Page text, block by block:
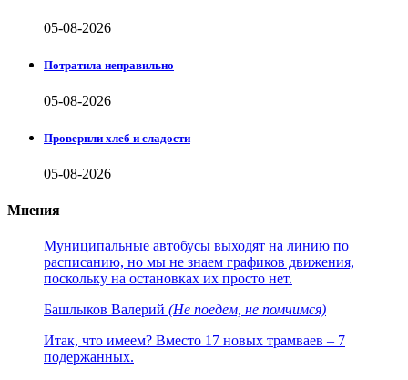
05-08-2026
Потратила неправильно
05-08-2026
Проверили хлеб и сладости
05-08-2026
Мнения
Муниципальные автобусы выходят на линию по
расписанию, но мы не знаем графиков движения,
поскольку на остановках их просто нет.
Башлыков Валерий (Не поедем, не помчимся)
Итак, что имеем? Вместо 17 новых трамваев – 7
подержанных.